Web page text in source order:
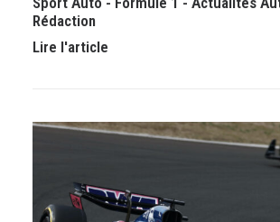
Rédaction
Lire l'article